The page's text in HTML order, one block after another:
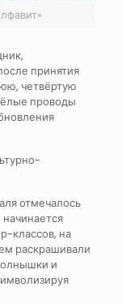
принятия
четвёртую
проводы
отмечалось
классов, на
раскрашивали
и